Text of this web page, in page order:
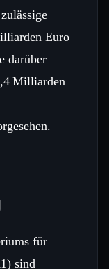
Euro
darüber
Milliarden
für
sind